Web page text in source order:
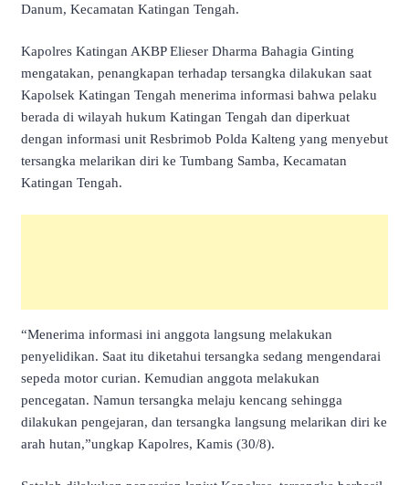
Danum, Kecamatan Katingan Tengah.
Kapolres Katingan AKBP Elieser Dharma Bahagia Ginting
mengatakan, penangkapan terhadap tersangka dilakukan saat
Kapolsek Katingan Tengah menerima informasi bahwa pelaku
berada di wilayah hukum Katingan Tengah dan diperkuat
dengan informasi unit Resbrimob Polda Kalteng yang menyebut
tersangka melarikan diri ke Tumbang Samba, Kecamatan
Katingan Tengah.
“Menerima informasi ini anggota langsung melakukan
penyelidikan. Saat itu diketahui tersangka sedang mengendarai
sepeda motor curian. Kemudian anggota melakukan
pencegatan. Namun tersangka melaju kencang sehingga
dilakukan pengejaran, dan tersangka langsung melarikan diri ke
arah hutan,”ungkap Kapolres, Kamis (30/8).